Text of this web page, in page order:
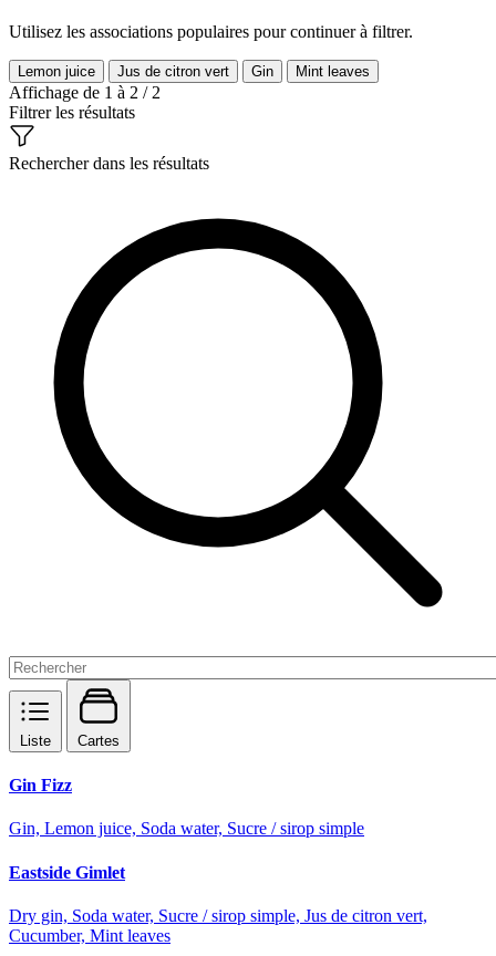
Utilisez les associations populaires pour continuer à filtrer.
Lemon juice Jus de citron vert Gin Mint leaves
Affichage de 1 à 2 / 2
Filtrer les résultats
Rechercher dans les résultats
Liste Cartes
Gin Fizz
Gin, Lemon juice, Soda water, Sucre / sirop simple
Eastside Gimlet
Dry gin, Soda water, Sucre / sirop simple, Jus de citron vert,
Cucumber, Mint leaves